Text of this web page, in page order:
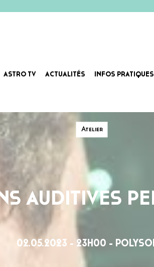
ASTRO TV ACTUALITÉS INFOS PRATIQUES
Atelier
AUDITIVES
02.05.2023 - 23H00 -